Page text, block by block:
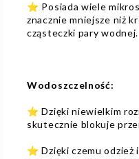
⭐ Posiada wiele
znacznie mniejsze niż
cząsteczki pary wodnej.
Wodoszczelność:
⭐ Dzięki niewielkim
skutecznie blokuje
⭐ Dzięki czemu odzież